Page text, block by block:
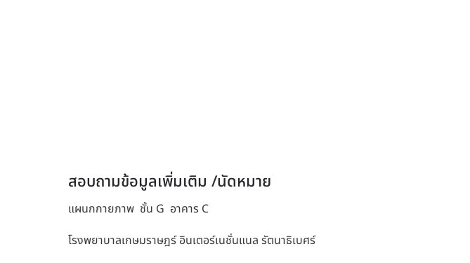
สอบถามข้อมูลเพิ่มเติม /นัดหมาย
แผนกกายภาพ ชั้น G อาคาร C
โรงพยาบาลเกษมราษฎร์ อินเตอร์เนชั่นแนล รัตนาธิเบศร์